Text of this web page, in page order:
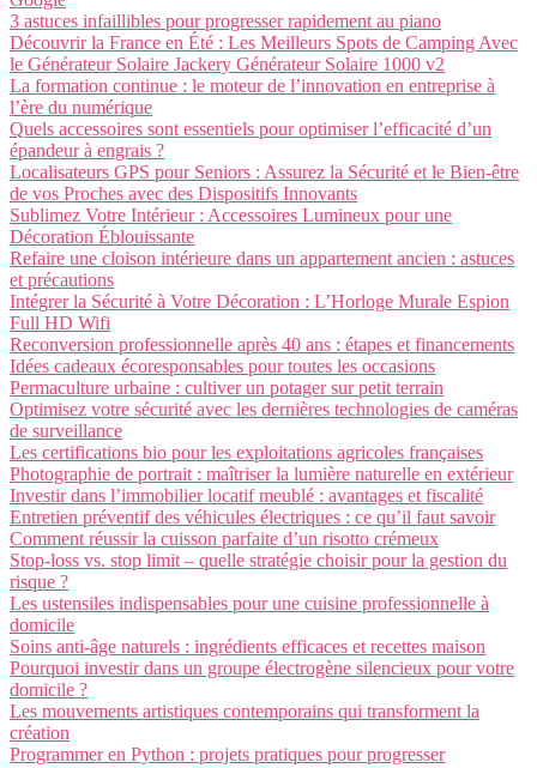
3 astuces infaillibles pour progresser rapidement au piano
Découvrir la France en Été : Les Meilleurs Spots de Camping Avec
le Générateur Solaire Jackery Générateur Solaire 1000 v2
La formation continue : le moteur de l’innovation en entreprise à
l’ère du numérique
Quels accessoires sont essentiels pour optimiser l’efficacité d’un
épandeur à engrais ?
Localisateurs GPS pour Seniors : Assurez la Sécurité et le Bien-être
de vos Proches avec des Dispositifs Innovants
Sublimez Votre Intérieur : Accessoires Lumineux pour une
Décoration Éblouissante
Refaire une cloison intérieure dans un appartement ancien : astuces
et précautions
Intégrer la Sécurité à Votre Décoration : L’Horloge Murale Espion
Full HD Wifi
Reconversion professionnelle après 40 ans : étapes et financements
Idées cadeaux écoresponsables pour toutes les occasions
Permaculture urbaine : cultiver un potager sur petit terrain
Optimisez votre sécurité avec les dernières technologies de caméras
de surveillance
Les certifications bio pour les exploitations agricoles françaises
Photographie de portrait : maîtriser la lumière naturelle en extérieur
Investir dans l’immobilier locatif meublé : avantages et fiscalité
Entretien préventif des véhicules électriques : ce qu’il faut savoir
Comment réussir la cuisson parfaite d’un risotto crémeux
Stop-loss vs. stop limit – quelle stratégie choisir pour la gestion du
risque ?
Les ustensiles indispensables pour une cuisine professionnelle à
domicile
Soins anti-âge naturels : ingrédients efficaces et recettes maison
Pourquoi investir dans un groupe électrogène silencieux pour votre
domicile ?
Les mouvements artistiques contemporains qui transforment la
création
Programmer en Python : projets pratiques pour progresser